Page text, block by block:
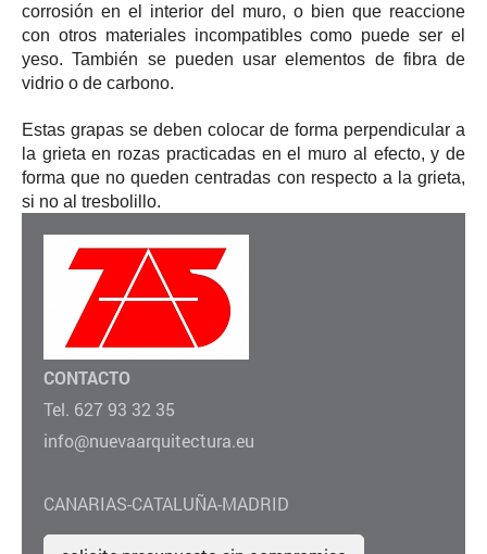
corrosión en el interior del muro, o bien que reaccione
con otros materiales incompatibles como puede ser el
yeso. También se pueden usar elementos de fibra de
vidrio o de carbono.
Estas grapas se deben colocar de forma perpendicular a
la grieta en rozas practicadas en el muro al efecto, y de
forma que no queden centradas con respecto a la grieta,
si no al tresbolillo.
CONTACTO
Tel. 627 93 32 35
info@nuevaarquitectura.eu
CANARIAS-CATALUÑA-MADRID